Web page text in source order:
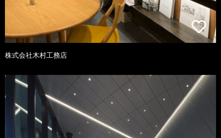
株式会社木村工務店